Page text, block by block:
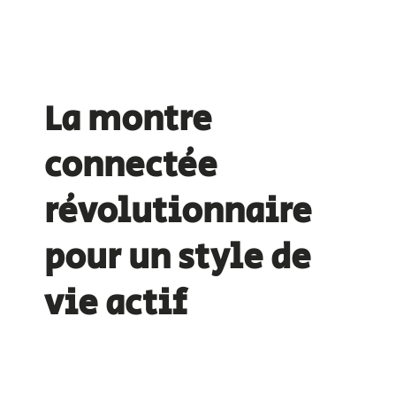
La montre
connectée
révolutionnaire
pour un style de
vie actif